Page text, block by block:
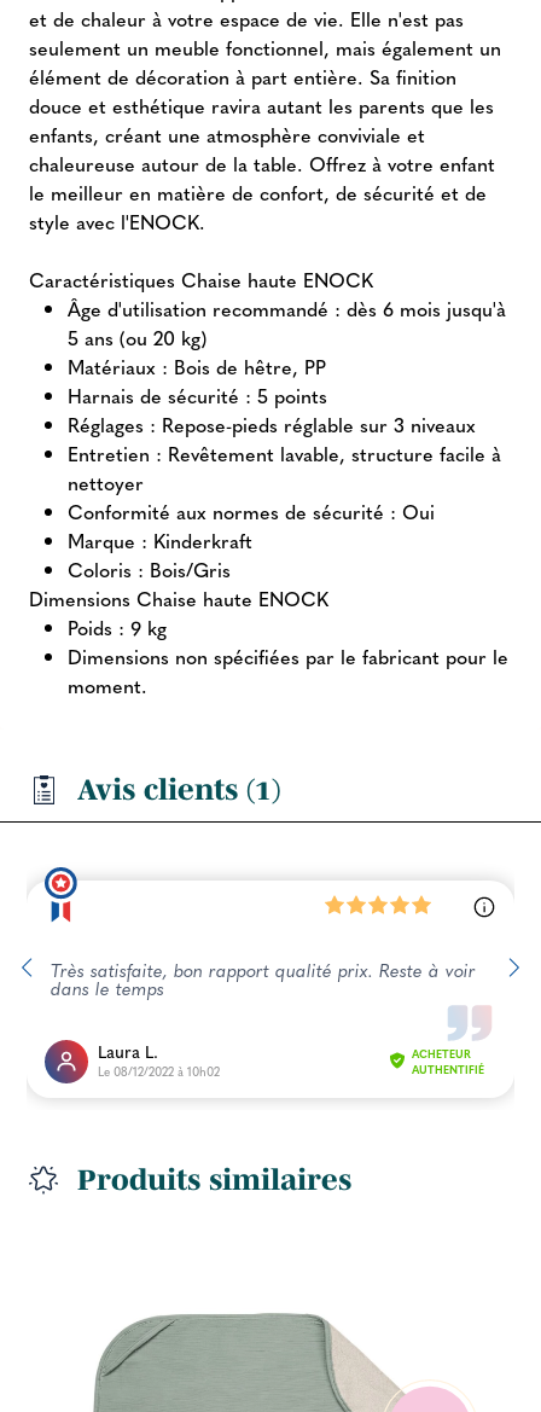
et de chaleur à votre espace de vie. Elle n'est pas
seulement un meuble fonctionnel, mais également un
élément de décoration à part entière. Sa finition
douce et esthétique ravira autant les parents que les
enfants, créant une atmosphère conviviale et
chaleureuse autour de la table. Offrez à votre enfant
le meilleur en matière de confort, de sécurité et de
style avec l'ENOCK.
Caractéristiques Chaise haute ENOCK
Âge d'utilisation recommandé : dès 6 mois jusqu'à
5 ans (ou 20 kg)
Matériaux : Bois de hêtre, PP
Harnais de sécurité : 5 points
Réglages : Repose-pieds réglable sur 3 niveaux
Entretien : Revêtement lavable, structure facile à
nettoyer
Conformité aux normes de sécurité : Oui
Marque : Kinderkraft
Coloris : Bois/Gris
Dimensions Chaise haute ENOCK
Poids : 9 kg
Dimensions non spécifiées par le fabricant pour le
moment.
Avis clients (1)
Très satisfaite, bon rapport qualité prix. Reste à voir
dans le temps
Laura L.
Le 08/12/2022 à 10h02
ACHETEUR
AUTHENTIFIÉ
Produits similaires